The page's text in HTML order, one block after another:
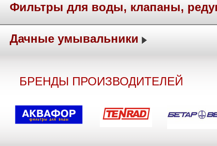
Фильтры для воды, клапаны,
Дачные умывальники
БРЕНДЫ ПРОИЗВОДИТЕЛЕЙ